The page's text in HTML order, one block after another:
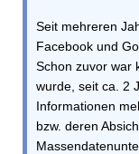
Seit mehreren
Facebook und
Schon zuvor war
wurde, seit ca. 2
Informationen
bzw. deren